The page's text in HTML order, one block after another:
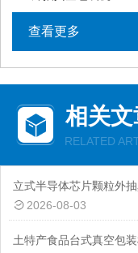
查看更多
相关文
RELATED
2026-08-03
土特产食品台式真空包